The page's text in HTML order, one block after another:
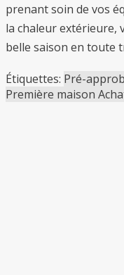
prenant soin de vos
la chaleur extérieure,
belle saison en toute
Étiquettes: Pré-
Première maison